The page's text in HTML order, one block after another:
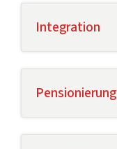
Integration
Pensionierung